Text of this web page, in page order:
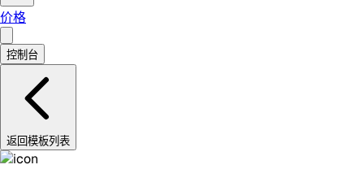
价格
控制台
返回模板列表